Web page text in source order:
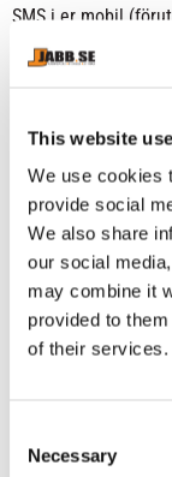
This website
We use cookies
provide social
We also share
our social
may combine it
provided to
of their services.
Necessary
SMS i er mobil
era
behandlar er order
Skulle det vara så
ringer vi samt
som finns!
När kommer X
Vi får ofta frågor
svaret kan variera
USA, Kanada,